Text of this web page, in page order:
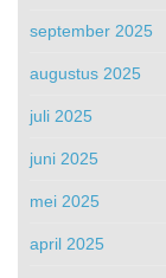
september 2025
augustus 2025
juli 2025
juni 2025
mei 2025
april 2025